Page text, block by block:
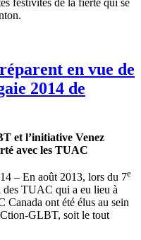
en vue de
2014 de
et l’initiative Venez
avec les TUAC
– En août 2013, lors du 7e
des TUAC qui a eu lieu à
ont été élus au sein
GLBT, soit le tout